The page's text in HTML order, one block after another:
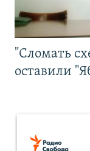
"Сломать
оставили